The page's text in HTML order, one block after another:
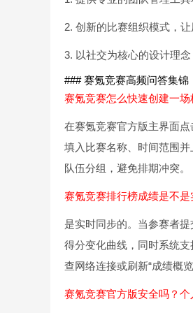
2. 创新的比赛组织模式，
3. 以社交为核心的设计理
### 赛氪竞赛高频问答集锦
赛氪竞赛怎么快速创建一场
在赛氪竞赛官方版主界面点
填入比赛名称、时间范围
队伍分组，避免排期冲突。
赛氪竞赛排行榜成绩是不是
是实时同步的。当参赛者
得分变化曲线，同时系统
查网络连接或刷新“成绩概览
赛氪竞赛官方版安全吗？个